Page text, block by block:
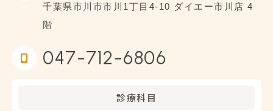
千葉県市川市市川1丁目4-10 ダイエー市川店 4
階
047-712-6806
診療科目